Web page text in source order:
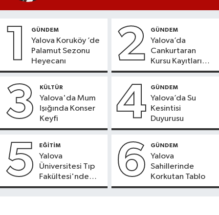
1 GÜNDEM
Yalova Koruköy ’de
Palamut Sezonu
Heyecanı
2 GÜNDEM
Yalova’da
Cankurtaran
Kursu Kayıtları
Başladı
3 KÜLTÜR
Yalova'da Mum
Işığında Konser
Keyfi
4 GÜNDEM
Yalova’da Su
Kesintisi
Duyurusu
5 EĞİTİM
Yalova
Üniversitesi Tıp
Fakültesi'nde
Yeni Dönem
6 GÜNDEM
Yalova
Sahillerinde
Korkutan Tablo